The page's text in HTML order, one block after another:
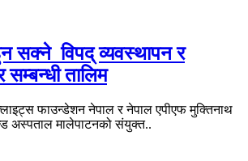
हुन सक्ने विपद् व्यवस्थापन र
तालिम
फाउन्डेशन नेपाल र नेपाल एपीएफ मुक्तिनाथ
अस्पताल मालेपाटनको संयुक्त..